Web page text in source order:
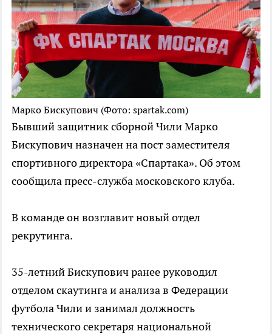
Марко Бискупович (Фото: spartak.com)
Бывший защитник сборной Чили Марко
Бискупович назначен на пост заместителя
спортивного директора «Спартака». Об этом
сообщила пресс-служба московского клуба.
В команде он возглавит новый отдел
рекрутинга.
35-летний Бискупович ранее руководил
отделом скаутинга и анализа в Федерации
футбола Чили и занимал должность
технического секретаря национальной